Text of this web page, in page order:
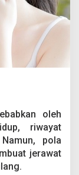
oleh
riwayat
pola
jerawat